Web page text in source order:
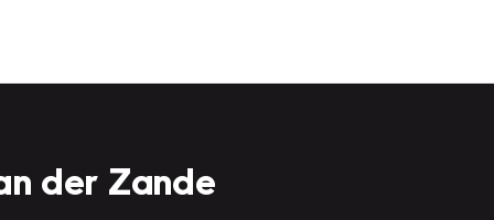
der Zande